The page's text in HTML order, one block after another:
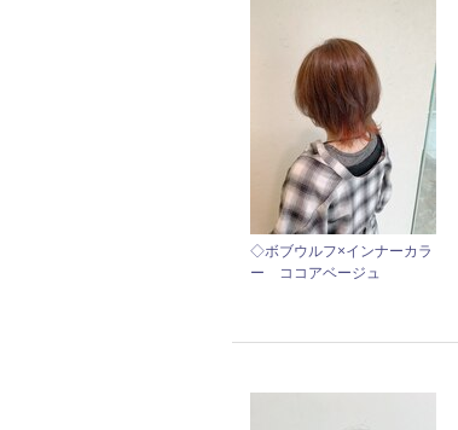
◇ボブウルフ×インナーカラ
ー ココアベージュ